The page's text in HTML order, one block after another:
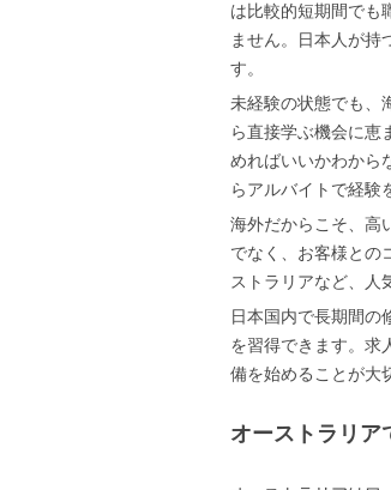
は比較的短期間でも
ません。日本人が持
す。
未経験の状態でも、
ら直接学ぶ機会に恵
めればいいかわから
らアルバイトで経験
海外だからこそ、高
でなく、お客様との
ストラリアなど、人
日本国内で長期間の
を習得できます。求
備を始めることが大
オーストラリア